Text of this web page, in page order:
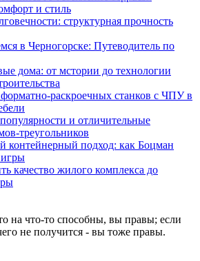
и стиль
структурная прочность
в Черногорске: Путеводитель по
дома: от мстории до технологии
раскроечных станков с ЧПУ в
и отличительные
треугольников
контейнерный подход: как Боцман
игры
качество жилого комплекса до
на что-то способны, вы правы; если
не получится - вы тоже правы.